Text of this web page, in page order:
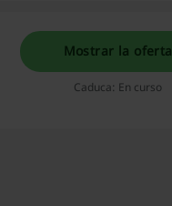
Mostrar la oferta
Caduca: En curso